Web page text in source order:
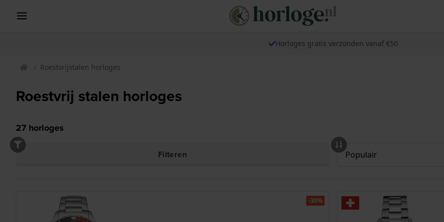
Horloges gratis verzonden vanaf €50
Roestvrijstalen horloges
Roestvrij stalen horloges
27 horloges
Filteren
-30%